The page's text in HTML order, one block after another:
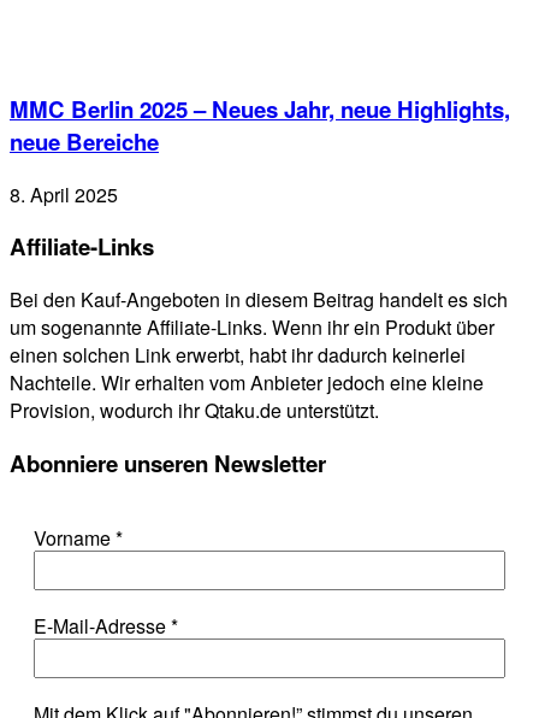
MMC Berlin 2025 – Neues Jahr, neue Highlights,
neue Bereiche
8. April 2025
Affiliate-Links
Bei den Kauf-Angeboten in diesem Beitrag handelt es sich
um sogenannte Affiliate-Links. Wenn ihr ein Produkt über
einen solchen Link erwerbt, habt ihr dadurch keinerlei
Nachteile. Wir erhalten vom Anbieter jedoch eine kleine
Provision, wodurch ihr Qtaku.de unterstützt.
Abonniere unseren Newsletter
Vorname*
E-Mail-Adresse*